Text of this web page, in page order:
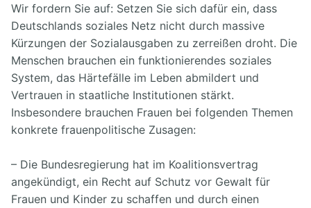
Wir fordern Sie auf: Setzen Sie sich dafür ein, dass
Deutschlands soziales Netz nicht durch massive
Kürzungen der Sozialausgaben zu zerreißen droht. Die
Menschen brauchen ein funktionierendes soziales
System, das Härtefälle im Leben abmildert und
Vertrauen in staatliche Institutionen stärkt.
Insbesondere brauchen Frauen bei folgenden Themen
konkrete frauenpolitische Zusagen:
– Die Bundesregierung hat im Koalitionsvertrag
angekündigt, ein Recht auf Schutz vor Gewalt für
Frauen und Kinder zu schaffen und durch einen